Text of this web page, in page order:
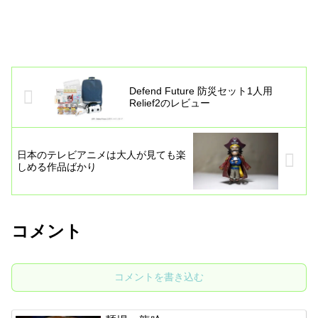
Defend Future 防災セット1人用
Relief2のレビュー
日本のテレビアニメは大人が見ても楽
しめる作品ばかり
コメント
コメントを書き込む